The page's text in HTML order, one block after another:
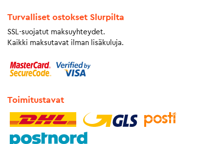
Turvalliset ostokset Slurpilta
SSL-suojatut maksuyhteydet.
Kaikki maksutavat ilman lisäkuluja.
Toimitustavat